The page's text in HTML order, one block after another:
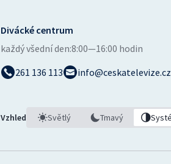
Divácké centrum
každý všední den:8:00—16:00 hodin
261 136 113
info@ceskatelevize.cz
Vzhled Světlý Tmavý